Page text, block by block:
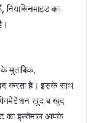
का
मुताबिक,
करता है। इसके साथ
पिगमेंटेशन खुद ब खुद
का इस्तेमाल आपके